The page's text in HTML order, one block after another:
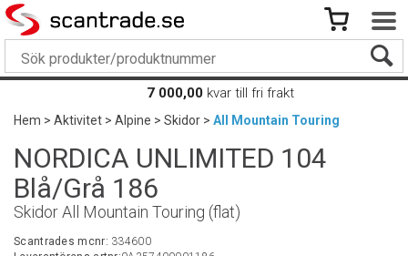
7 000,00 kvar till fri frakt
Hem>Aktivitet>Alpine>Skidor>All Mountain Touring
NORDICA UNLIMITED 104
Blå/Grå 186
Skidor All Mountain Touring (flat)
Scantrades mcnr: 334600